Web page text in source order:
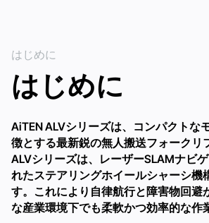
はじめに
はじめに
AiTEN ALVシリーズは、コンパクトな
徴とする最新鋭の無人搬送フォークリ
ALVシリーズは、レーザーSLAMナビ
れたステアリングホイールシャーシ機
す。これにより自律航行と障害物回避
な産業環境下でも柔軟かつ効率的な作